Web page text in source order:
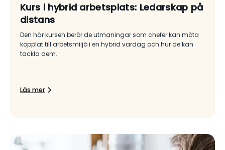
Kurs i hybrid arbetsplats: Ledarskap på
distans
Den här kursen berör de utmaningar som chefer kan möta
kopplat till arbetsmiljö i en hybrid vardag och hur de kan
tackla dem.
Läs mer